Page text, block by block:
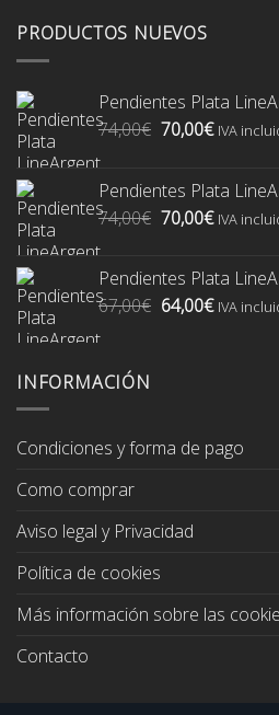
PRODUCTOS NUEVOS
Pendientes Plata
74,00€ El
era:
74,00€.
70,00€El
es:
70,00€.
IVA
Pendientes Plata
74,00€ El
era:
74,00€.
70,00€El
es:
70,00€.
IVA
Pendientes Plata
67,00€ El
64,00€ElIVA
INFORMACIÓN
Condiciones y forma de pago
Como comprar
Aviso legal y Privacidad
Política de cookies
Más información sobre las
Contacto